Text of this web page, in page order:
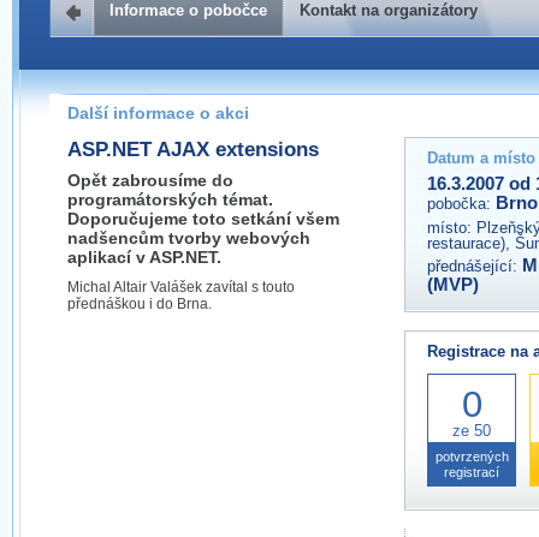
Kontakt na organizátory
Pokud máte jakýkoliv dotaz na organizátory této akce,
prosím neváhejte nás kontaktovat na e-mailu:
brno@wug.cz
Informace o pobočce Kontakt na organizátory
Další informace o akci
ASP.NET AJAX extensions
Opět zabrousíme do
programátorských témat.
Doporučujeme toto setkání všem
nadšencům tvorby webových
aplikací v ASP.NET.
Michal Altair Valášek zavítal s touto
přednáškou i do Brna.
Datum a
16.3.2007 od
pobočka: Brno
místo:
restaurace),
přednášející:
(MVP)
Registrace na
0
ze 50
potvrzených
registrací